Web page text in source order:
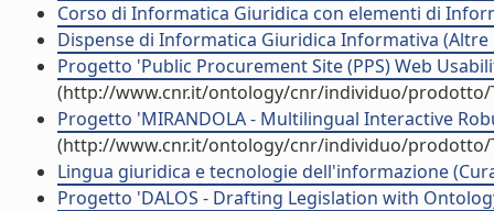
Corso di Informatica Giuridica con elementi di
Dispense di Informatica Giuridica Informativa
Progetto 'Public Procurement Site (PPS) Web
(http://www.cnr.it/ontology/cnr/individuo/prodotto/
Progetto 'MIRANDOLA - Multilingual Interactive
(http://www.cnr.it/ontology/cnr/individuo/prodotto/
Lingua giuridica e tecnologie dell'informazione
Progetto 'DALOS - Drafting Legislation with